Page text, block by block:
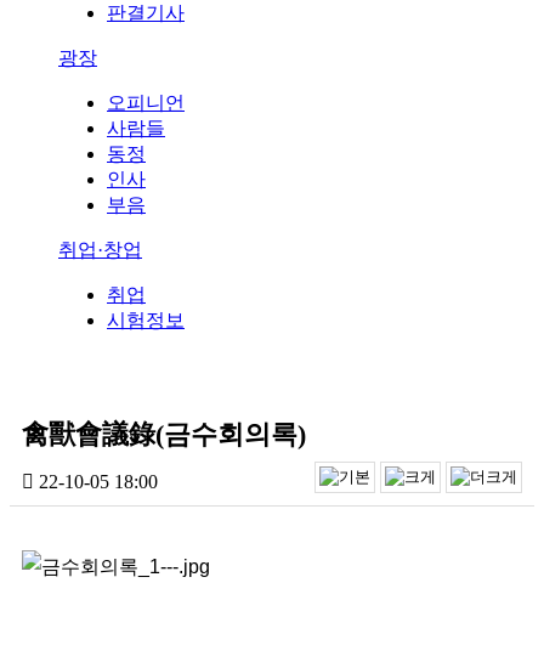
판결기사
광장
오피니언
사람들
동정
인사
부음
취업·창업
취업
시험정보
禽獸會議錄(금수회의록)
22-10-05 18:00